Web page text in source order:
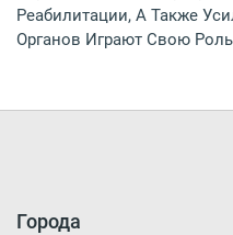
Реабилитации, А Также
Органов Играют Свою
Города